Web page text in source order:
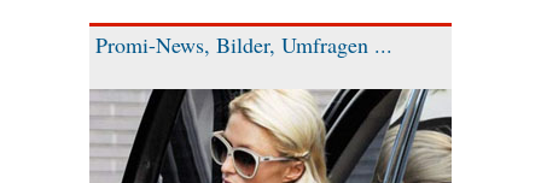
Promi-News, Bilder, Umfragen ...